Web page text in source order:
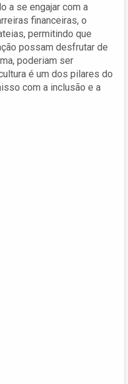
a se engajar com a
financeiras, o
permitindo que
possam desfrutar de
poderiam ser
é um dos pilares do
com a inclusão e a